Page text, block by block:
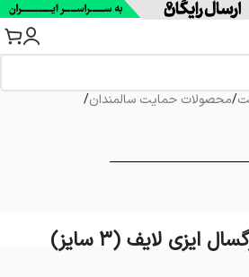
/محصولات حمایت سالمندان/
لایف (3 سایز)